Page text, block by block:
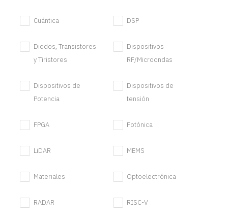
Cuántica DSP
Diodos, Transistores
y Tiristores
Dispositivos
RF/Microondas
Dispositivos de
Potencia
Dispositivos de
tensión
FPGA Fotónica
LiDAR MEMS
Materiales Optoelectrónica
RADAR RISC-V